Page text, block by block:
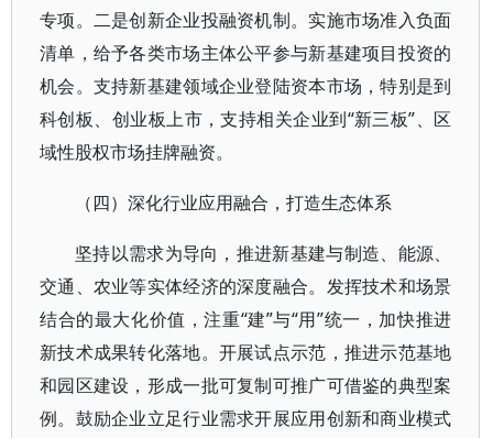
专项。二是创新企业投融资机制。实施市场准入负面
清单，给予各类市场主体公平参与新基建项目投资的
机会。支持新基建领域企业登陆资本市场，特别是到
科创板、创业板上市，支持相关企业到“新三板”、区
域性股权市场挂牌融资。
（四）深化行业应用融合，打造生态体系
坚持以需求为导向，推进新基建与制造、能源、
交通、农业等实体经济的深度融合。发挥技术和场景
结合的最大化价值，注重“建”与“用”统一，加快推进
新技术成果转化落地。开展试点示范，推进示范基地
和园区建设，形成一批可复制可推广可借鉴的典型案
例。鼓励企业立足行业需求开展应用创新和商业模式